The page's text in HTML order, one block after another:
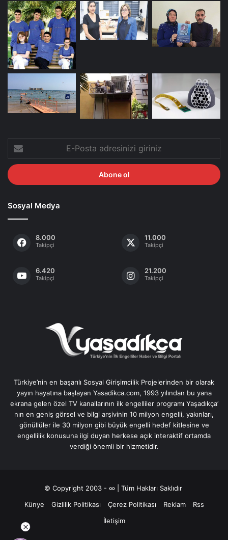
E-
Posta
adresinizi
giriniz
Sosyal Medya
8.000
Takipçi
11.000
Takipçi
6.420
Takipçi
21.200
Takipçi
Türkiye’nin en başarılı Sosyal Girişimcilik Projelerinden bir olarak
yayın hayatına başlayan Yasadikca.com, 1993 yılından bu yana
ekrana gelen özel TV kanallarının ilk engelliler programı Yaşadıkça’
nın en geniş görsel ve bilgi arşivinin 10 milyon engelli, yakınları,
gönüllüler ile 30 milyon gibi büyük engelli hedef kitlesine ve
engellilik konusuna ilgi duyan herkese açık interaktif ortamda
verdiği önemli bir hizmetidir.
© Copyright 2003 - ∞ | Tüm Hakları Saklıdır
Künye
Gizlilik Politikası Çerez Politikası Reklam
Rss
İletişim